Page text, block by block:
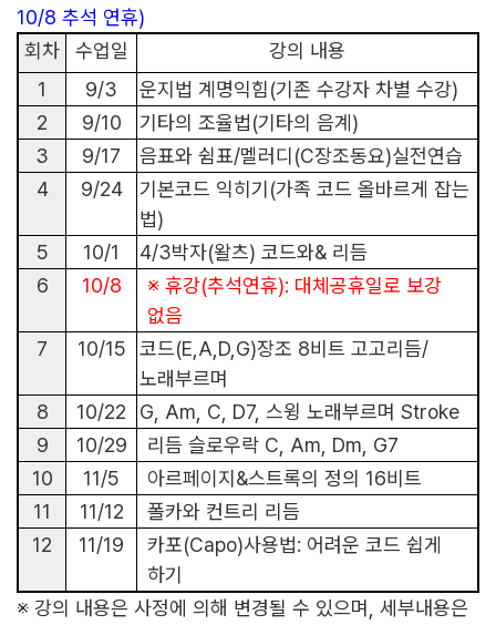
10/8 추석 연휴)
회차
수업일
강의 내용
1
9/3 운지법 계명익힘(기존 수강자 차별 수강)
2
9/10 기타의 조율법(기타의 음계 )
3
9/17 음표와 쉼표/멜러디 (C장조동요)실전연습
4
9/24 기본코드 익히기 (가족 코드 올바르게 잡는
법)
5
10/1 4/3박자(왈츠) 코드와& 리듬
6
10/8 ※ 휴강(추석연휴): 대체공휴일로 보강
없음
7
10/15 코드(E,A,D,G)장조 8비트 고고리듬/
노래부르며
8
10/22 G, Am, C, D7, 스윙 노래부르며 Stroke
9
10/29 리듬 슬로우락 C, Am, Dm, G7
10
11/5 아르페이지 &스트록의 정의 16비트
11
11/12
폴카와 컨트리 리듬
12
11/19 카포(Capo)사용법: 어려운 코드 쉽게
하기
※ 강의 내용은 사정에 의해 변경될 수 있으며
세부내용은